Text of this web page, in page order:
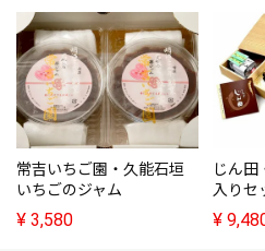
常吉いちご園・久能石垣
いちごのジャム
¥ 3,580
じん田
入りセ
¥